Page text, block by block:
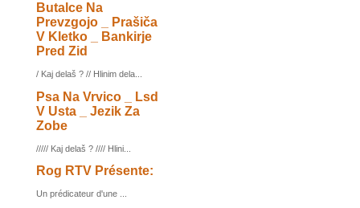
Butalce Na
Prevzgojo _ Prašiča
V Kletko _ Bankirje
Pred Zid
/ Kaj delaš ? // Hlinim dela...
Psa Na Vrvico _ Lsd
V Usta _ Jezik Za
Zobe
///// Kaj delaš ? //// Hlini...
Rog RTV Présente:
Un prédicateur d'une ...